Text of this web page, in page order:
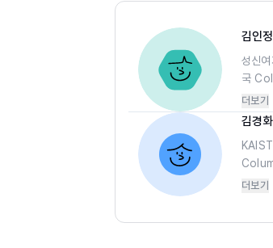
김인정
성신
국
서의
동성
book,
더보기
김경화
컴퓨
더보기